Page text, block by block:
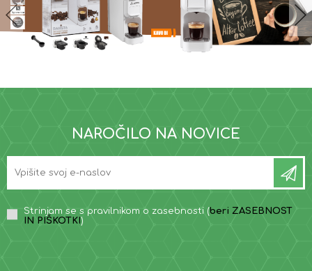
NAROČILO NA NOVICE
Strinjam se s pravilnikom o zasebnosti (beri ZASEBNOST
IN PIŠKOTKI )